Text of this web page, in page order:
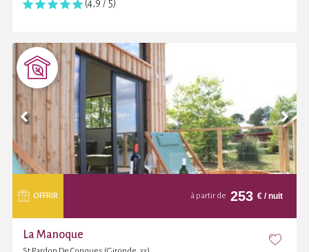
(4,9 / 5)
OFFRIR à partir de 253 € / nuit
La Manoque